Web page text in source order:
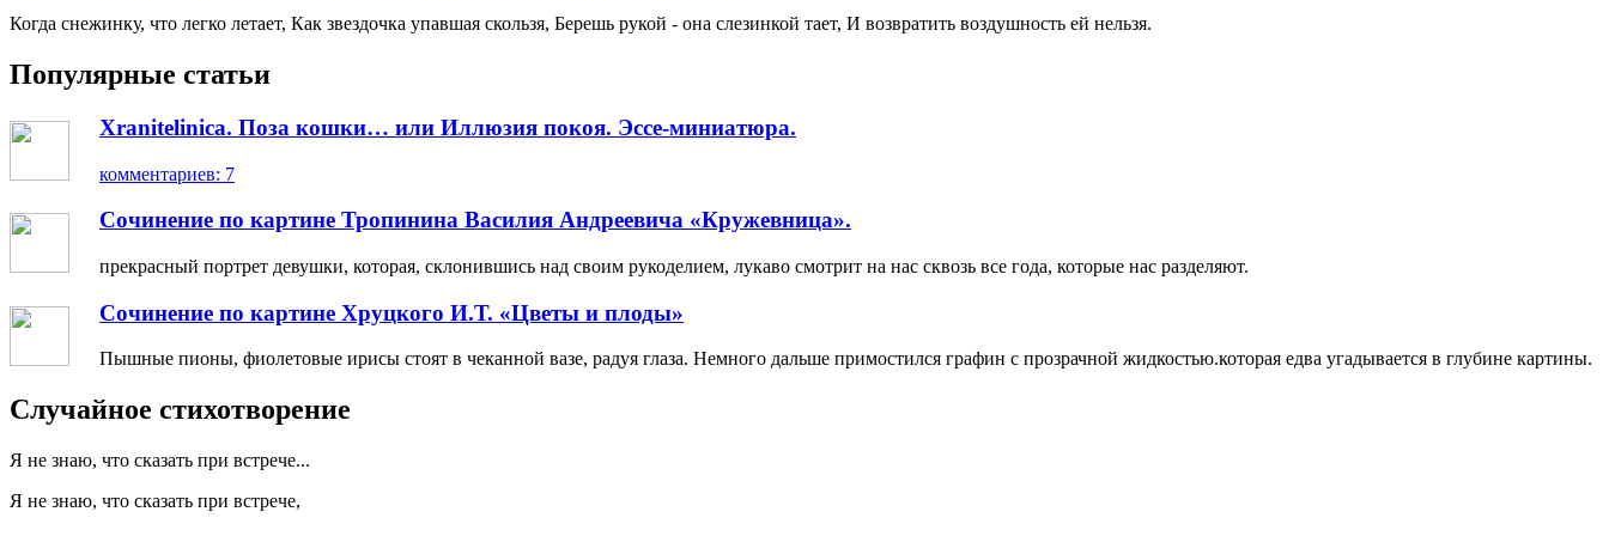
Когда снежинку, что легко летает, Как звездочка упавшая скользя, Берешь рукой - она слезинкой тает, И возвратить воздушность ей нельзя.
Популярные статьи
Xranitelinica. Поза кошки… или Иллюзия покоя. Эссе-миниатюра.
комментариев: 7
Сочинение по картине Тропинина Василия Андреевича «Кружевница».
прекрасный портрет девушки, которая, склонившись над своим рукоделием, лукаво смотрит на нас сквозь все года, которые нас разделяют.
Сочинение по картине Хруцкого И.Т. «Цветы и плоды»
Пышные пионы, фиолетовые ирисы стоят в чеканной вазе, радуя глаза. Немного дальше примостился графин с прозрачной жидкостью.которая едва угадывается в глубине картины.
Случайное стихотворение
Я не знаю, что сказать при встрече...
Я не знаю, что сказать при встрече,